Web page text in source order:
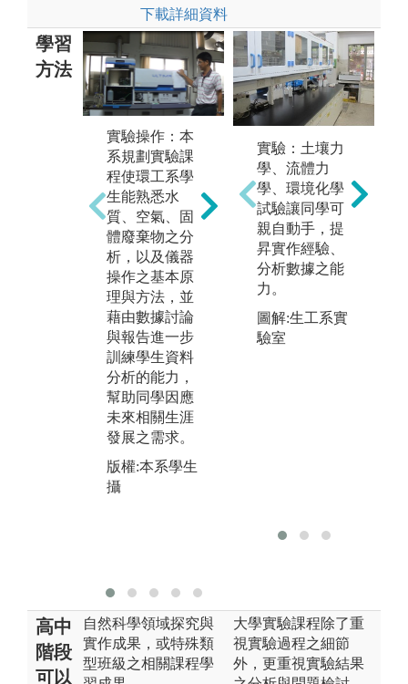
下載詳細資料
學習
方法
實驗操作：本
系規劃實驗課
程使環工系學
生能熟悉水
質、空氣、固
體廢棄物之分
析，以及儀器
操作之基本原
理與方法，並
藉由數據討論
與報告進一步
訓練學生資料
分析的能力，
幫助同學因應
未來相關生涯
發展之需求。
版權:本系學生
攝
系在實驗分析
課與實作相關
的部分課程鼓
勵同學以小組
的方式進行報
告與討論，使
同學間能學習
互相溝通並培
養協調合作之
能力。
實驗：土壤力
學、流體力
學、環境化學
試驗讓同學可
親自動手，提
昇實作經驗、
分析數據之能
力。
圖解:生工系實
驗室
高中
階段
可以
自然科學領域探究與
實作成果，或特殊類
型班級之相關課程學
大學實驗課程除了重
視實驗過程之細節
外，更重視實驗結果